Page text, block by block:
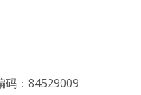
码： 84529009